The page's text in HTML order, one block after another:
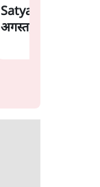
Satya Hindi
अगस्त, सुबह 11 बजे